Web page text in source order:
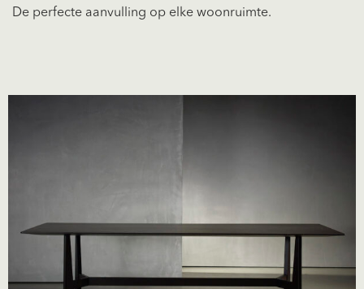
De perfecte aanvulling op elke woonruimte.